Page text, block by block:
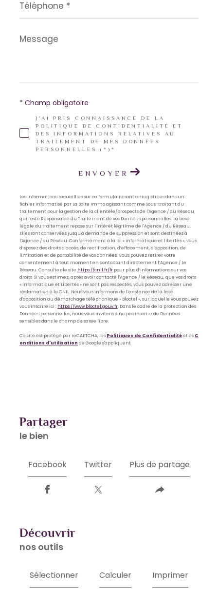
*
Message
*
J'AI PRIS CONNAISSANCE DE LA
POLITIQUE DE CONFIDENTIALITÉ ET
DES INFORMATIONS RELATIVES AU
TRAITEMENT DE MES DONNÉES
PERSONNELLES (*)*
* Champ obligatoire
ENVOYER
Les informations recueillies sur ce formulaire sont enregistrées dans un
fichier informatisé par La Boite Immo agissant comme Sous-traitant du
traitement pour la gestion de la clientèle/prospects de l'Agence / du Réseau
qui reste Responsable du Traitement de vos Données personnelles. La base
légale du traitement repose sur l'intérêt légitime de l'Agence / du Réseau.
Elles sont conservées jusqu'à demande de suppression et sont destinées à
l'Agence / au Réseau. Conformément à la loi « informatique et libertés », vous
disposez des droits d’accès, de rectification, d’effacement, d’opposition, de
limitation et de portabilité de vos données. Vous pouvez retirer votre
consentement à tout moment en contactant directement l’Agence / Le
Réseau. Consultez le site https://cnil.fr/fr pour plus d’informations sur vos
droits. Si vous estimez, après avoir contacté l'Agence / le Réseau, que vos droits
« Informatique et Libertés » ne sont pas respectés, vous pouvez adresser une
réclamation à la CNIL. Nous vous informons de l’existence de la liste
d'opposition au démarchage téléphonique « Bloctel », sur laquelle vous pouvez
vous inscrire ici : https://www.bloctel.gouv.fr. Dans le cadre de la protection des
Données personnelles, nous vous invitons à ne pas inscrire de Données
sensibles dans le champ de saisie libre.
Ce site est protégé par reCAPTCHA, les Politiques de Confidentialitéet es C
onditions d'utilisation de Google s'appliquent.
partager
le bien
Facebook Twitter Plus de partage
découvrir
nos outils
Sélectionner Calculer Imprimer